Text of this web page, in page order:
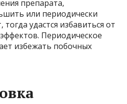
препарата,
или периодически
удастся избавиться от
Периодическое
избежать побочных